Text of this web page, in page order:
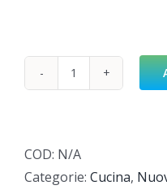
Tovaglia
COD: N/A
Categorie: Cucina,